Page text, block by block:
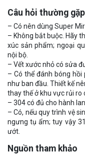
Câu hỏi thường gặp
– Có nên dùng Super
– Không bắt buộc. Hãy
xúc sản phẩm; ngoại
nội bộ.
– Vết xước nhỏ có sửa
– Có thể đánh bóng
như ban đầu. Thiết kế
thay thế ở khu vực rủi ro
– 304 có đủ cho hành
– Có, nếu quy trình vệ
ngưng tụ ẩm; tuy vậy
ướt.
Nguồn tham khảo